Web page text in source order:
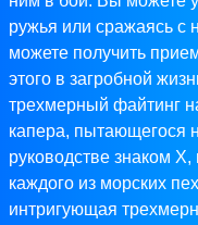
ружья или сражаясь с
можете получить
этого в загробной
трехмерный файтинг
капера, пытающегося
руководстве знаком
каждого из морских
интригующая